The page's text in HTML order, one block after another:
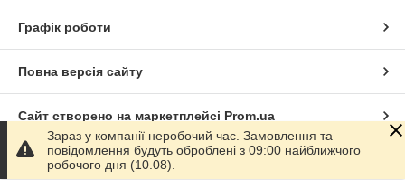
Графік роботи
Повна версія сайту
Сайт створено на маркетплейсі Prom.ua
Політика конфіденційності
Зараз у компанії неробочий час. Замовлення та
повідомлення будуть оброблені з 09:00 найближчого
робочого дня (10.08).